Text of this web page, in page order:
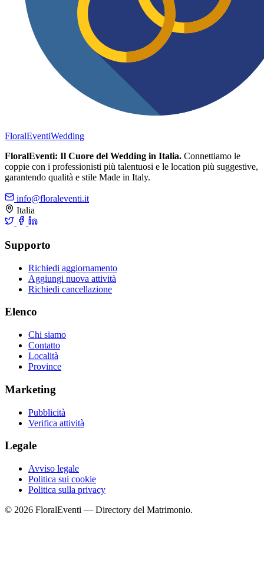
FloralEventiWedding
FloralEventi: Il Cuore del Wedding in Italia. Connettiamo le
coppie con i professionisti più talentuosi e le location più suggestive,
garantendo qualità e stile Made in Italy.
info@floraleventi.it
Italia
Supporto
Richiedi aggiornamento
Aggiungi nuova attività
Richiedi cancellazione
Elenco
Chi siamo
Contatto
Località
Province
Marketing
Pubblicità
Verifica attività
Legale
Avviso legale
Politica sui cookie
Politica sulla privacy
© 2026 FloralEventi — Directory del Matrimonio.